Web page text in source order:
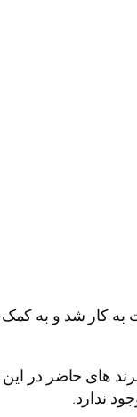
کار شد و به
های حاضر در
ندارد.